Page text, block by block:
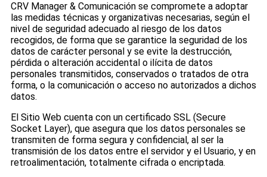
CRV Manager & Comunicación se compromete a adoptar
las medidas técnicas y organizativas necesarias, según el
nivel de seguridad adecuado al riesgo de los datos
recogidos, de forma que se garantice la seguridad de los
datos de carácter personal y se evite la destrucción,
pérdida o alteración accidental o ilícita de datos
personales transmitidos, conservados o tratados de otra
forma, o la comunicación o acceso no autorizados a dichos
datos.
El Sitio Web cuenta con un certificado SSL (Secure
Socket Layer), que asegura que los datos personales se
transmiten de forma segura y confidencial, al ser la
transmisión de los datos entre el servidor y el Usuario, y en
retroalimentación, totalmente cifrada o encriptada.